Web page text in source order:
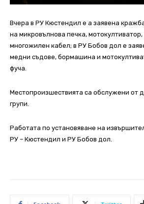
Вчера в РУ Кюстендил е а заявена
на микровълнова печка, мотокултиватор,
многожилен кабел; в РУ Бобов дол е
медни съдове, бормашина и
фуча.
Местопроизшествията са обслужени от
групи.
Работата по установяване на
РУ – Кюстендил и РУ Бобов дол.